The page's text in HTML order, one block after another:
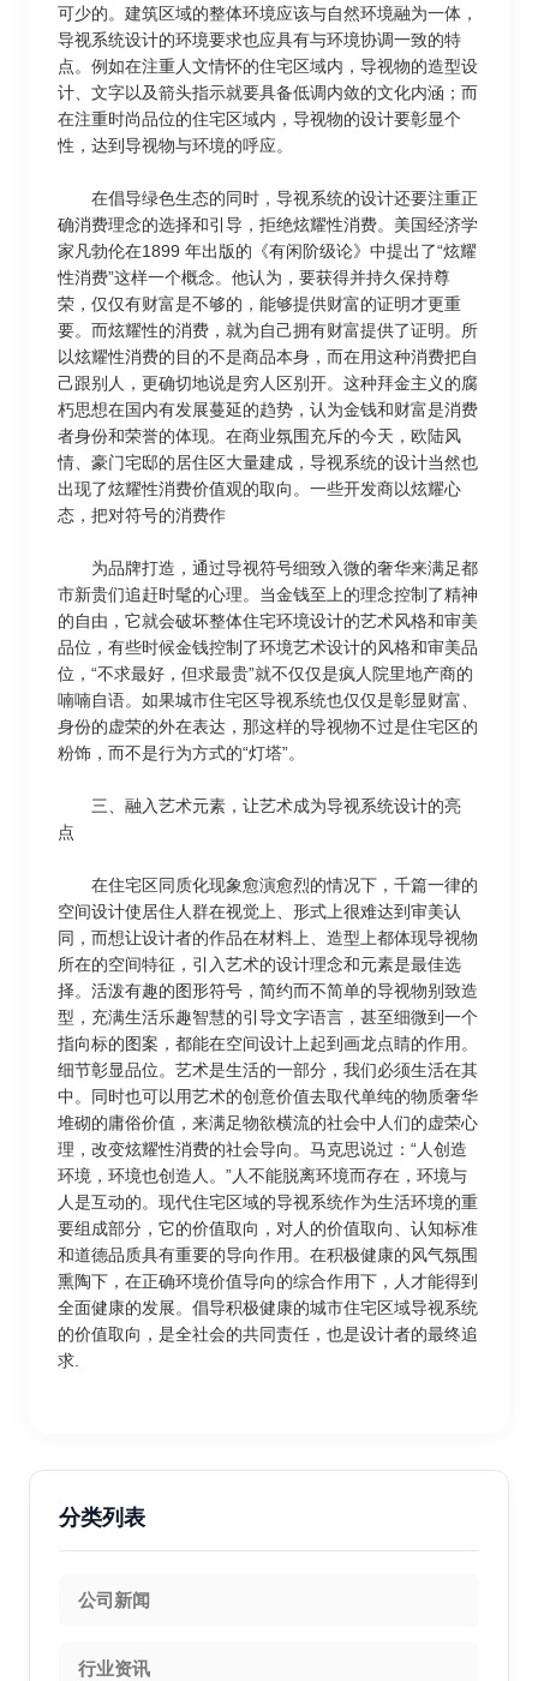
可少的。建筑区域的整体环境应该与自然环境融为一体，
导视系统设计的环境要求也应具有与环境协调一致的特
点。例如在注重人文情怀的住宅区域内，导视物的造型设
计、文字以及箭头指示就要具备低调内敛的文化内涵；而
在注重时尚品位的住宅区域内，导视物的设计要彰显个
性，达到导视物与环境的呼应。
在倡导绿色生态的同时，导视系统的设计还要注重正
确消费理念的选择和引导，拒绝炫耀性消费。美国经济学
家凡勃伦在1899 年出版的《有闲阶级论》中提出了“炫耀
性消费”这样一个概念。他认为，要获得并持久保持尊
荣，仅仅有财富是不够的，能够提供财富的证明才更重
要。而炫耀性的消费，就为自己拥有财富提供了证明。所
以炫耀性消费的目的不是商品本身，而在用这种消费把自
己跟别人，更确切地说是穷人区别开。这种拜金主义的腐
朽思想在国内有发展蔓延的趋势，认为金钱和财富是消费
者身份和荣誉的体现。在商业氛围充斥的今天，欧陆风
情、豪门宅邸的居住区大量建成，导视系统的设计当然也
出现了炫耀性消费价值观的取向。一些开发商以炫耀心
态，把对符号的消费作
为品牌打造，通过导视符号细致入微的奢华来满足都
市新贵们追赶时髦的心理。当金钱至上的理念控制了精神
的自由，它就会破坏整体住宅环境设计的艺术风格和审美
品位，有些时候金钱控制了环境艺术设计的风格和审美品
位，“不求最好，但求最贵”就不仅仅是疯人院里地产商的
喃喃自语。如果城市住宅区导视系统也仅仅是彰显财富、
身份的虚荣的外在表达，那这样的导视物不过是住宅区的
粉饰，而不是行为方式的“灯塔”。
三、融入艺术元素，让艺术成为导视系统设计的亮
点
在住宅区同质化现象愈演愈烈的情况下，千篇一律的
空间设计使居住人群在视觉上、形式上很难达到审美认
同，而想让设计者的作品在材料上、造型上都体现导视物
所在的空间特征，引入艺术的设计理念和元素是最佳选
择。活泼有趣的图形符号，简约而不简单的导视物别致造
型，充满生活乐趣智慧的引导文字语言，甚至细微到一个
指向标的图案，都能在空间设计上起到画龙点睛的作用。
细节彰显品位。艺术是生活的一部分，我们必须生活在其
中。同时也可以用艺术的创意价值去取代单纯的物质奢华
堆砌的庸俗价值，来满足物欲横流的社会中人们的虚荣心
理，改变炫耀性消费的社会导向。马克思说过：“人创造
环境，环境也创造人。”人不能脱离环境而存在，环境与
人是互动的。现代住宅区域的导视系统作为生活环境的重
要组成部分，它的价值取向，对人的价值取向、认知标准
和道德品质具有重要的导向作用。在积极健康的风气氛围
熏陶下，在正确环境价值导向的综合作用下，人才能得到
全面健康的发展。倡导积极健康的城市住宅区域导视系统
的价值取向，是全社会的共同责任，也是设计者的最终追
求.
分类列表
公司新闻
行业资讯